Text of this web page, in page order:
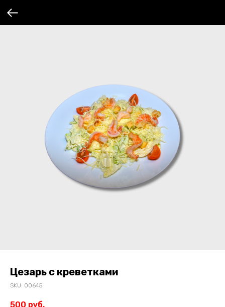
Цезарь с креветками
SKU: 00645
500 руб.